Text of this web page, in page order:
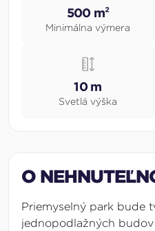
500 m²
Minimálna výmera
10 m
Svetlá výška
O
Priemyselný park bude
jednopodlažných